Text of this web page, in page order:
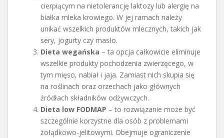
cierpiącym na nietolerancję laktozy lub alergię na
białka mleka krowiego. W jej ramach należy
unikać wszelkich produktów mlecznych, takich jak
sery, jogurty czy masło.
Dieta wegańska – ta opcja całkowicie eliminuje
wszelkie produkty pochodzenia zwierzęcego, w
tym mięso, nabiał i jaja. Zamiast nich skupia się
na roślinach oraz orzechach jako głównych
źródłach składników odżywczych.
Dieta low FODMAP – to rozwiązanie może być
szczególnie korzystne dla osób z problemami
żołądkowo-jelitowymi. Obejmuje ograniczenie